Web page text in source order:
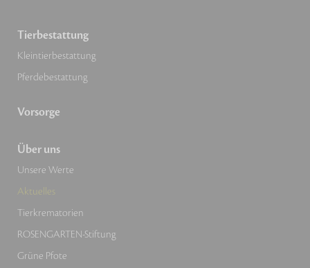
Tierbestattung
Kleintierbestattung
Pferdebestattung
Vorsorge
Über uns
Unsere Werte
Aktuelles
Tierkrematorien
ROSENGARTEN-Stiftung
Grüne Pfote